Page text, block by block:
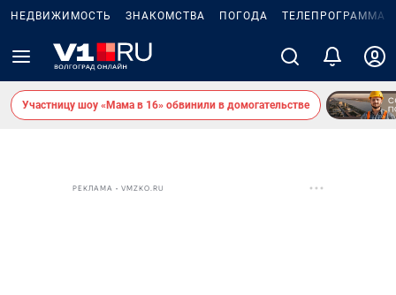
НЕДВИЖИМОСТЬ ЗНАКОМСТВА ПОГОДА ТЕЛЕПРОГРАММА
Участницу шоу «Мама в 16» обвинили в домогательстве
РЕКЛАМА • VMZKO.RU